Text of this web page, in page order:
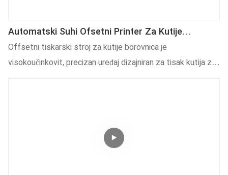
Automatski Suhi Ofsetni Printer Za Kutije
Borovnica
Offsetni tiskarski stroj za kutije borovnica je
visokoučinkovit, precizan uređaj dizajniran za tisak kutija za
poklopce za kutije za pakiranje hrane i tako dalje.